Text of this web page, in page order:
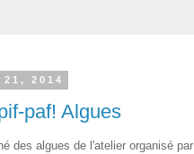
21, 2014
paf! Algues
des algues de l'atelier organisé par